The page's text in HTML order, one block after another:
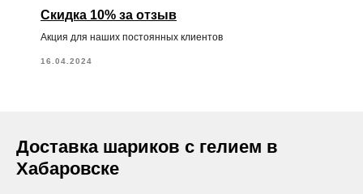
Скидка 10% за отзыв
Акция для наших постоянных клиентов
16.04.2024
Доставка шариков с гелием в
Хабаровске